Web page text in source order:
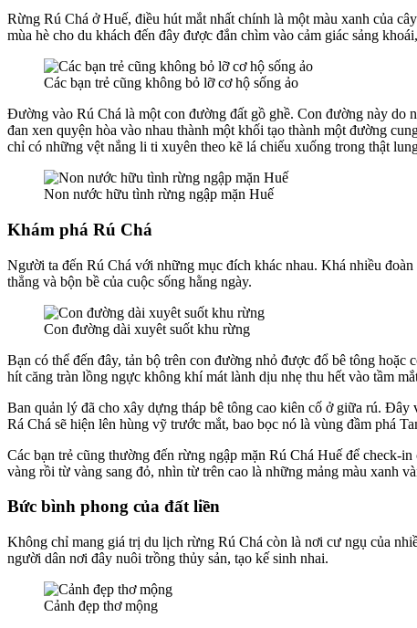
Rừng Rú Chá ở Huế, điều hút mắt nhất chính là một màu xanh của
mùa hè cho du khách đến đây được đắn chìm vào cảm giác sảng
Các bạn trẻ cũng không bỏ lỡ cơ hộ sống ảo
Đường vào Rú Chá là một con đường đất gồ ghề. Con đường này do
đan xen quyện hòa vào nhau thành một khối tạo thành một đường
chỉ có những vệt nắng li ti xuyên theo kẽ lá chiếu xuống trong thật
Non nước hữu tình rừng ngập mặn Huế
Khám phá Rú Chá
Người ta đến Rú Chá với những mục đích khác nhau. Khá nhiều
thẳng và bộn bề của cuộc sống hằng ngày.
Con đường dài xuyêt suốt khu rừng
Bạn có thể đến đây, tản bộ trên con đường nhỏ được đổ bê tông
hít căng tràn lồng ngực không khí mát lành dịu nhẹ thu hết vào tầm
Ban quản lý đã cho xây dựng tháp bê tông cao kiên cố ở giữa rú.
Rá Chá sẽ hiện lên hùng vỹ trước mắt, bao bọc nó là vùng đầm phá
Các bạn trẻ cũng thường đến rừng ngập mặn Rú Chá Huế để check-
vàng rồi từ vàng sang đỏ, nhìn từ trên cao là những mảng màu xanh
Bức bình phong của đất liền
Không chỉ mang giá trị du lịch rừng Rú Chá còn là nơi cư ngụ của
người dân nơi đây nuôi trồng thủy sản, tạo kế sinh nhai.
Cảnh đẹp thơ mộng